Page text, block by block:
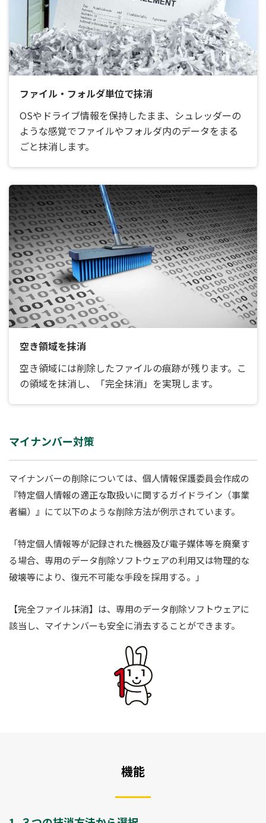
ファイル・フォルダ単位で抹消
OSやドライブ情報を保持したまま、シュレッダーの
ような感覚でファイルやフォルダ内のデータをまる
ごと抹消します。
空き領域を抹消
空き領域には削除したファイルの痕跡が残ります。こ
の領域を抹消し、「完全抹消」を実現します。
マイナンバー対策
マイナンバーの削除については、個人情報保護委員会作成の
『特定個人情報の適正な取扱いに関するガイドライン（事業
者編）』にて以下のような削除方法が例示されています。
「特定個人情報等が記録された機器及び電子媒体等を廃棄す
る場合、専用のデータ削除ソフトウェアの利用又は物理的な
破壊等により、復元不可能な手段を採用する。」
【完全ファイル抹消】は、専用のデータ削除ソフトウェアに
該当し、マイナンバーも安全に消去することができます。
機能